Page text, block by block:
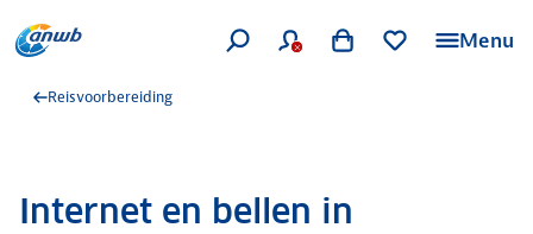
Menu
Reisvoorbereiding
Internet en bellen in